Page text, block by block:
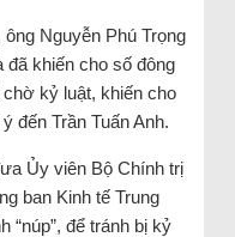
Nguyễn Phú Trọng
khiến cho số đông
chờ kỷ luật, khiến cho
đến Trần Tuấn Anh.
Ủy viên Bộ Chính trị
ban Kinh tế Trung
“núp”, để tránh bị kỷ